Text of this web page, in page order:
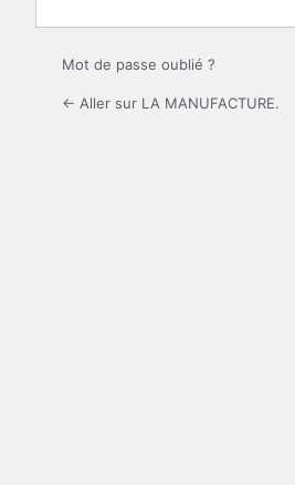
Mot de passe oublié ?
← Aller sur LA MANUFACTURE.